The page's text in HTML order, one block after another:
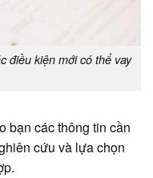
điều kiện mới có thể vay
bạn các thông tin cần
cứu và lựa chọn